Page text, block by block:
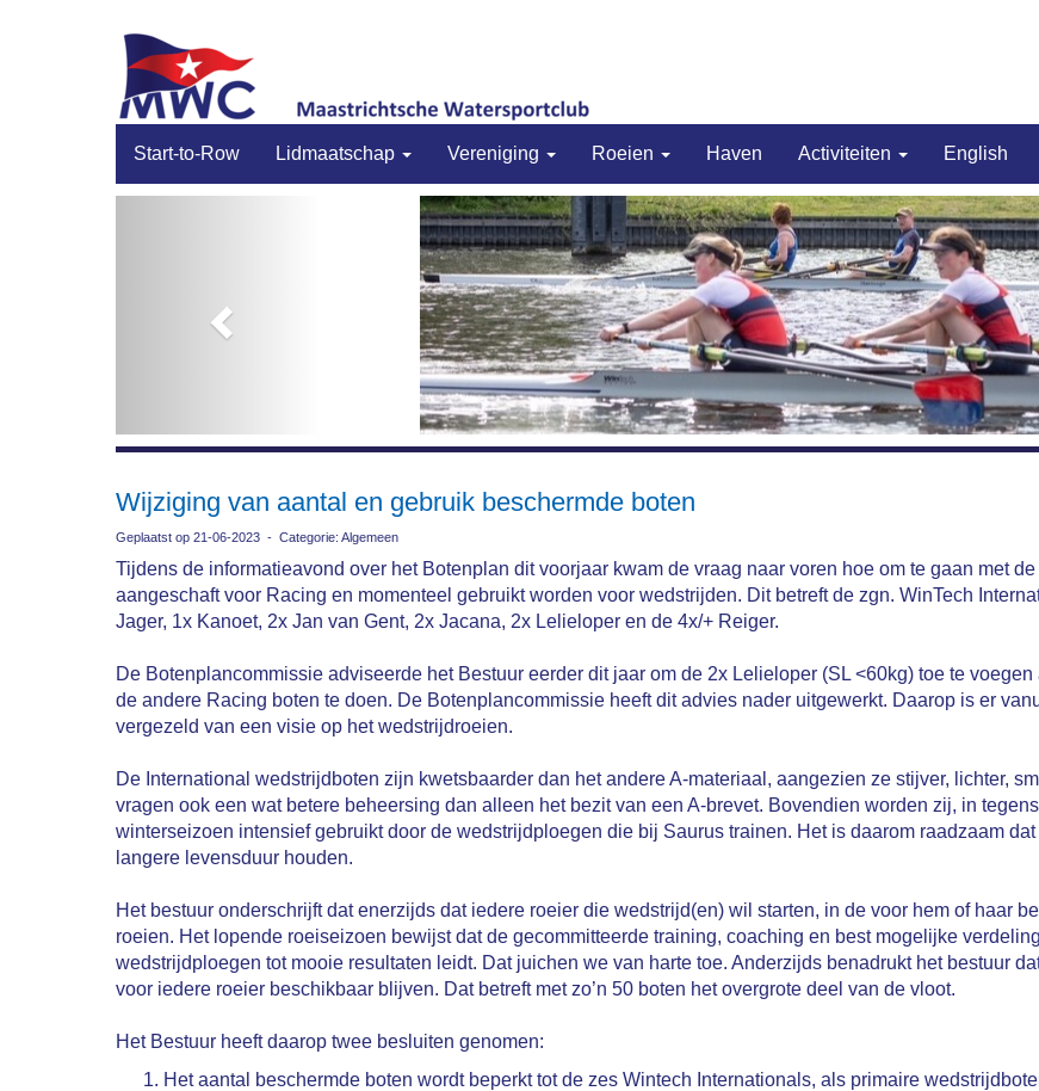
Start-to-Row Lidmaatschap Vereniging Roeien Haven Activiteiten English
Wijziging van aantal en gebruik beschermde boten
Geplaatst op 21-06-2023 - Categorie: Algemeen
Tijdens de informatieavond over het Botenplan dit voorjaar kwam de vraag naar voren hoe om te gaan met
aangeschaft voor Racing en momenteel gebruikt worden voor wedstrijden. Dit betreft de zgn. WinTech
Jager, 1x Kanoet, 2x Jan van Gent, 2x Jacana, 2x Lelieloper en de 4x/+ Reiger.
De Botenplancommissie adviseerde het Bestuur eerder dit jaar om de 2x Lelieloper (SL <60kg) toe te
de andere Racing boten te doen. De Botenplancommissie heeft dit advies nader uitgewerkt. Daarop is er
vergezeld van een visie op het wedstrijdroeien.
De International wedstrijdboten zijn kwetsbaarder dan het andere A-materiaal, aangezien ze stijver, lichter,
vragen ook een wat betere beheersing dan alleen het bezit van een A-brevet. Bovendien worden zij, in
winterseizoen intensief gebruikt door de wedstrijdploegen die bij Saurus trainen. Het is daarom raadzaam
langere levensduur houden.
Het bestuur onderschrijft dat enerzijds dat iedere roeier die wedstrijd(en) wil starten, in de voor hem of haar
roeien. Het lopende roeiseizoen bewijst dat de gecommitteerde training, coaching en best mogelijke
wedstrijdploegen tot mooie resultaten leidt. Dat juichen we van harte toe. Anderzijds benadrukt het bestuur
voor iedere roeier beschikbaar blijven. Dat betreft met zo’n 50 boten het overgrote deel van de vloot.
Het Bestuur heeft daarop twee besluiten genomen:
Het aantal beschermde boten wordt beperkt tot de zes Wintech Internationals, als primaire